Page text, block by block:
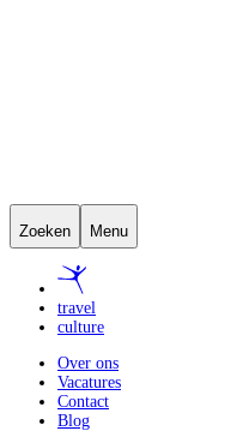
Zoeken Menu
travel
culture
Over ons
Vacatures
Contact
Blog